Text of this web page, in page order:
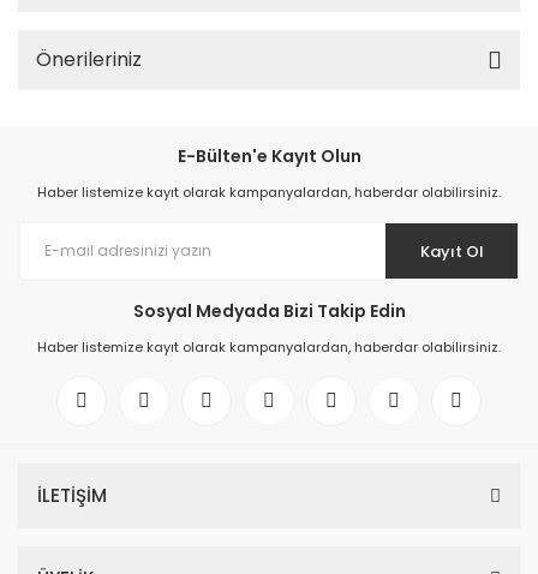
Önerileriniz
E-Bülten'e Kayıt Olun
Haber listemize kayıt olarak kampanyalardan, haberdar olabilirsiniz.
Kayıt Ol
Sosyal Medyada Bizi Takip Edin
Haber listemize kayıt olarak kampanyalardan, haberdar olabilirsiniz.
İLETİŞİM